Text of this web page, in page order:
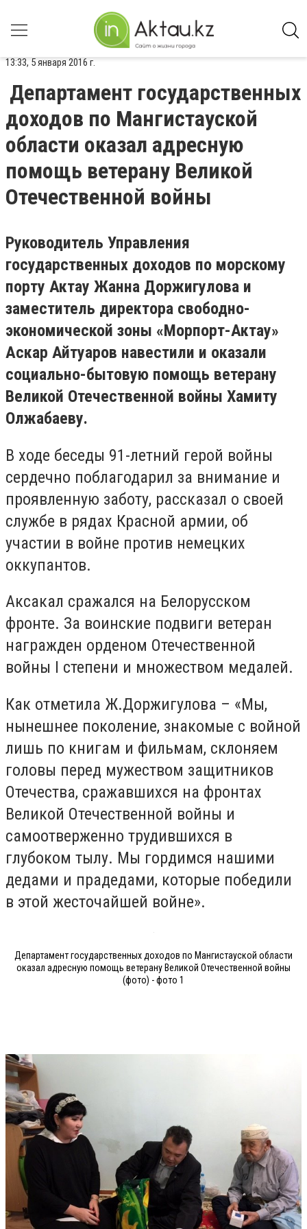
13:33, 5 января 2016 г.
Департамент государственных
доходов по Мангистауской
области оказал адресную
помощь ветерану Великой
Отечественной войны
Руководитель Управления
государственных доходов по морскому
порту Актау Жанна Доржигулова и
заместитель директора свободно-
экономической зоны «Морпорт-Актау»
Аскар Айтуаров навестили и оказали
социально-бытовую помощь ветерану
Великой Отечественной войны Хамиту
Олжабаеву.
В ходе беседы 91-летний герой войны
сердечно поблагодарил за внимание и
проявленную заботу, рассказал о своей
службе в рядах Красной армии, об
участии в войне против немецких
оккупантов.
Аксакал сражался на Белорусском
фронте. За воинские подвиги ветеран
награжден орденом Отечественной
войны I степени и множеством медалей.
Как отметила Ж.Доржигулова – «Мы,
нынешнее поколение, знакомые с войной
лишь по книгам и фильмам, склоняем
головы перед мужеством защитников
Отечества, сражавшихся на фронтах
Великой Отечественной войны и
самоотверженно трудившихся в
глубоком тылу. Мы гордимся нашими
дедами и прадедами, которые победили
в этой жесточайшей войне».
Департамент государственных доходов по Мангистауской области
оказал адресную помощь ветерану Великой Отечественной войны
(фото) - фото 1